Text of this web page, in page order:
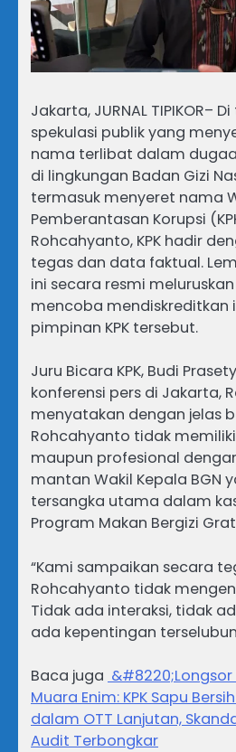
Jakarta, JURNAL TIPIKOR–
spekulasi publik yang
nama terlibat dalam
di lingkungan Badan Gizi
termasuk menyeret nama
Pemberantasan Korupsi
Rohcahyanto, KPK hadir
tegas dan data faktual.
ini secara resmi
mencoba mendiskreditkan
pimpinan KPK tersebut.
Juru Bicara KPK, Budi
konferensi pers di Jakarta,
menyatakan dengan jelas
Rohcahyanto tidak
maupun profesional
mantan Wakil Kepala BGN
tersangka utama dalam
Program Makan Bergizi
“Kami sampaikan secara
Rohcahyanto tidak
Tidak ada interaksi, tidak
ada kepentingan
Baca juga &#8220;Longsor
Muara Enim: KPK Sapu Bersih
dalam OTT Lanjutan,
Audit Terbongkar